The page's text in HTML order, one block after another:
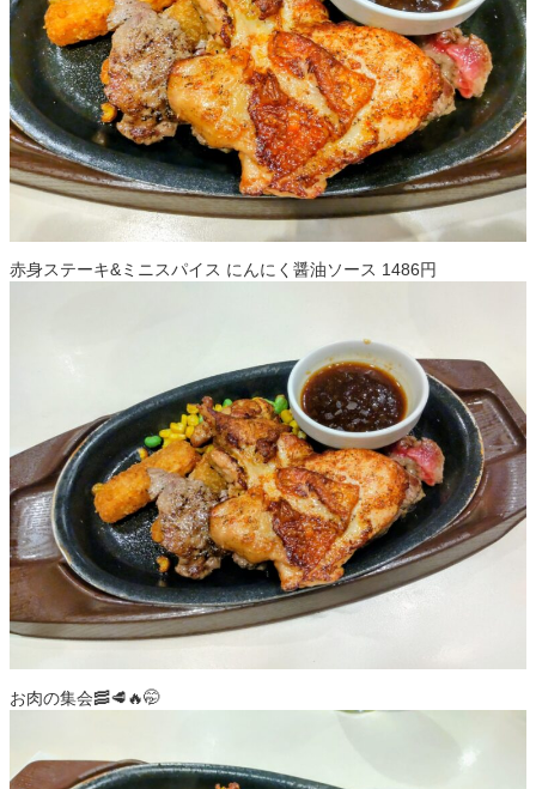
赤身ステーキ&ミニスパイス にんにく醤油ソース 1486円
お肉の集会🥓🥩🔥🤭